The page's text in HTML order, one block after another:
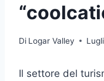
Di Logar Valley
Il settore del